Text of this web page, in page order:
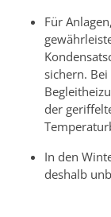
Für
sichern.
der
In den
deshalb